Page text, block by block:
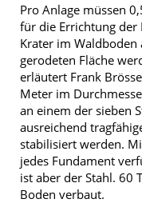
Pro Anlage müssen
für die Errichtung der
Krater im Waldboden
gerodeten Fläche
erläutert Frank
Meter im
an einem der sieben
ausreichend
stabilisiert werden.
jedes Fundament
ist aber der Stahl. 60
Boden verbaut.